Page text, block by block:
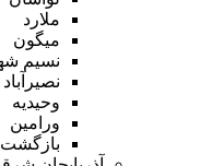
ملارد
میگون
نسیم
نصیرآباد
وحیدیه
ورامین
بازگشت